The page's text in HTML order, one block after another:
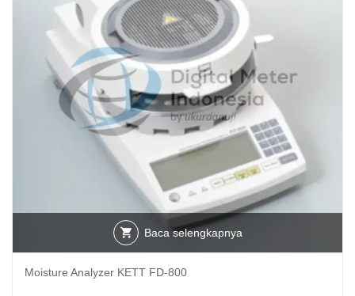
Baca selengkapnya
Moisture Analyzer KETT FD-800